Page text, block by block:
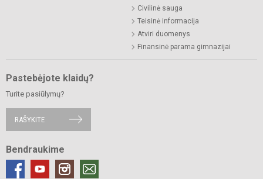
Civilinė sauga
Teisinė informacija
Atviri duomenys
Finansinė parama gimnazijai
Pastebėjote klaidų?
Turite pasiūlymų?
RAŠYKITE
Bendraukime